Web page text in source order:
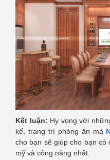
Kết luận: Hy vọng với
kế, trang trí phòng ăn mà
cho bạn sẽ giúp cho bạn
mỹ và công năng nhất.